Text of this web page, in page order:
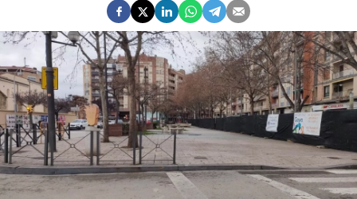
OPINIÓN
GALERÍAS
VÍDEOS
CONTACTAR
FIESTAS EN EL ALTO ARAGÓN
FIESTAS DE SAN LORENZO